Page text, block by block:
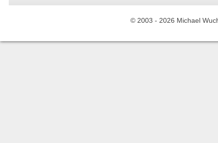
© 2003 - 2026 Michael